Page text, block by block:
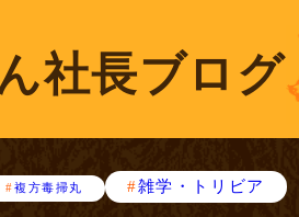
社長ブログ
複方毒掃丸 雑学・トリビア